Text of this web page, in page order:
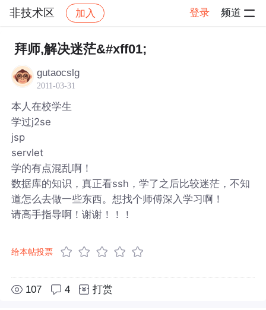
非技术区 加入 登录 频道
社区 非技术区 帖子详情
拜师,解决迷茫&#xff01;
gutaocslg
2011-03-31
本人在校学生
学过j2se
jsp
servlet
学的有点混乱啊！
数据库的知识，真正看ssh，学了之后比较迷茫，不知
道怎么去做一些东西。想找个师傅深入学习啊！
请高手指导啊！谢谢！！！
给本帖投票
107 4 打赏